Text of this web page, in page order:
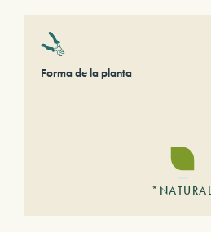
Forma de la planta
*NATURAL